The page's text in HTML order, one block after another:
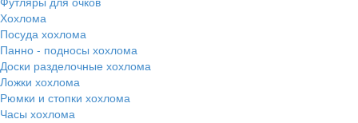
Хохлома
Посуда хохлома
Панно - подносы хохлома
Доски разделочные хохлома
Ложки хохлома
Рюмки и стопки хохлома
Часы хохлома